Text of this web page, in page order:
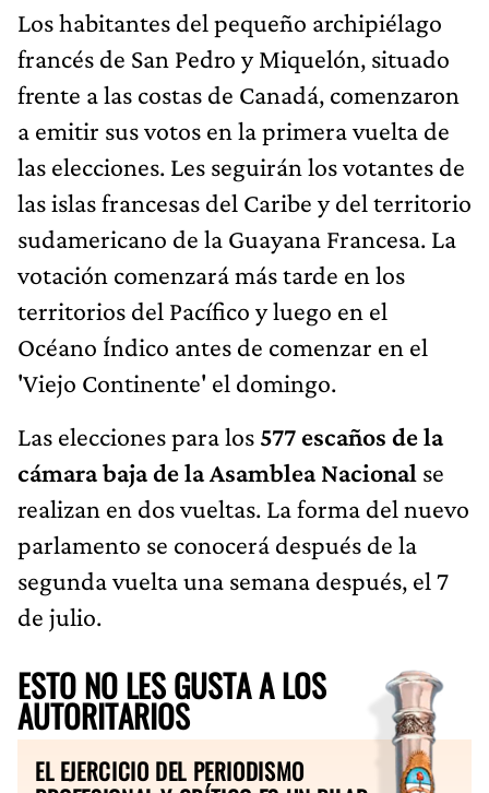
Los habitantes del pequeño archipiélago
francés de San Pedro y Miquelón, situado
frente a las costas de Canadá, comenzaron
a emitir sus votos en la primera vuelta de
las elecciones. Les seguirán los votantes de
las islas francesas del Caribe y del territorio
sudamericano de la Guayana Francesa. La
votación comenzará más tarde en los
territorios del Pacífico y luego en el
Océano Índico antes de comenzar en el
'Viejo Continente' el domingo.
Las elecciones para los 577 escaños de la
cámara baja de la Asamblea Nacional se
realizan en dos vueltas. La forma del nuevo
parlamento se conocerá después de la
segunda vuelta una semana después, el 7
de julio.
ESTO NO LES GUSTA A LOS
AUTORITARIOS
EL EJERCICIO DEL PERIODISMO